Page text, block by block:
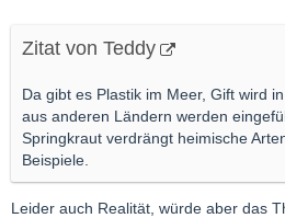
Zitat von Teddy
Da gibt es Plastik im Meer, Gift wird
aus anderen Ländern werden
Springkraut verdrängt heimische
Beispiele.
Leider auch Realität, würde aber das